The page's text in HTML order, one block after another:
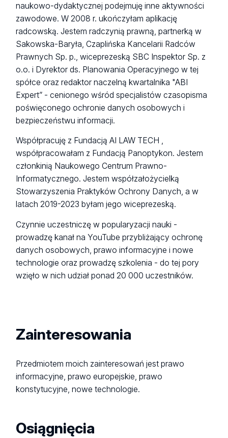
naukowo-dydaktycznej podejmuję inne aktywności
zawodowe. W 2008 r. ukończyłam aplikację
radcowską. Jestem radczynią prawną, partnerką w
Sakowska-Baryła, Czaplińska Kancelarii Radców
Prawnych Sp. p., wiceprezeską SBC Inspektor Sp. z
o.o. i Dyrektor ds. Planowania Operacyjnego w tej
spółce oraz redaktor naczelną kwartalnika "ABI
Expert” - cenionego wśród specjalistów czasopisma
poświęconego ochronie danych osobowych i
bezpieczeństwu informacji.
Współpracuję z Fundacją AI LAW TECH ,
współpracowałam z Fundacją Panoptykon. Jestem
członkinią Naukowego Centrum Prawno-
Informatycznego. Jestem współzałożycielką
Stowarzyszenia Praktyków Ochrony Danych, a w
latach 2019-2023 byłam jego wiceprezeską.
Czynnie uczestniczę w popularyzacji nauki -
prowadzę kanał na YouTube przybliżający ochronę
danych osobowych, prawo informacyjne i nowe
technologie oraz prowadzę szkolenia - do tej pory
wzięło w nich udział ponad 20 000 uczestników.
Zainteresowania
Przedmiotem moich zainteresowań jest prawo
informacyjne, prawo europejskie, prawo
konstytucyjne, nowe technologie.
Osiągnięcia